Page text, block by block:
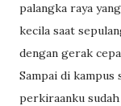
palangka raya
kecila saat
dengan gerak
Sampai di kampus
perkiraanku